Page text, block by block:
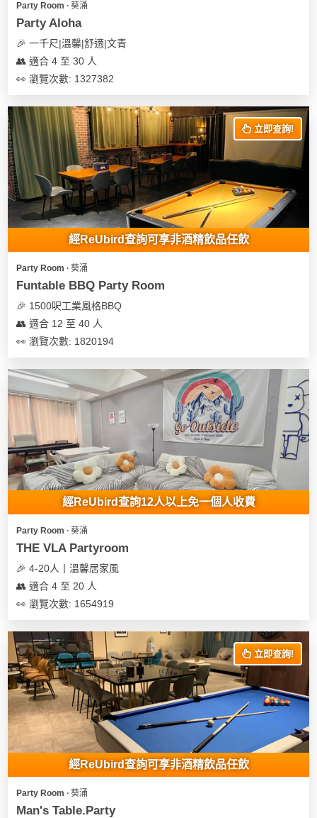
遊
租
Party Room ∙ 葵涌
Party Aloha
🎉 一千尺|溫馨|舒適|文青
👥 適合 4 至 30 人
👀 瀏覽次數: 1327382
立即查詢!
經ReUbird查詢可享非酒精飲品任飲
Party Room ∙ 葵涌
Funtable BBQ Party Room
🎉 1500呎工業風格BBQ
👥 適合 12 至 40 人
👀 瀏覽次數: 1820194
經ReUbird查詢12人以上免一個人收費
Party Room ∙ 葵涌
THE VLA Partyroom
🎉 4-20人丨溫馨居家風
👥 適合 4 至 20 人
👀 瀏覽次數: 1654919
立即查詢!
經ReUbird查詢可享非酒精飲品任飲
Party Room ∙ 葵涌
Man's Table.Party